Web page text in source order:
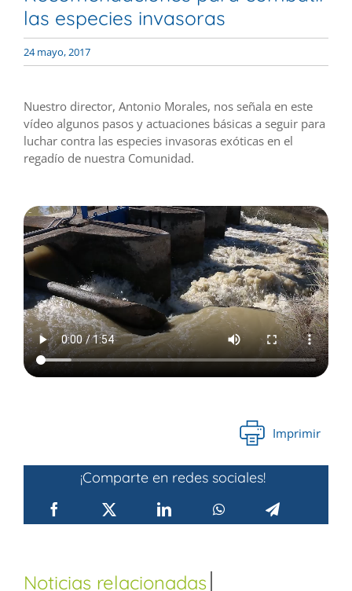
las especies invasoras
24 mayo, 2017
Nuestro director, Antonio Morales, nos señala en este
vídeo algunos pasos y actuaciones básicas a seguir para
luchar contra las especies invasoras exóticas en el
regadío de nuestra Comunidad.
Imprimir
¡Comparte en redes sociales!